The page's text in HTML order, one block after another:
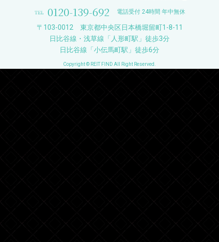
0120-139-692 電話受付 24時間 年中無休
〒103-0012 東京都中央区日本橋堀留町1-8-11
日比谷線・浅草線「人形町駅」徒歩3分
日比谷線「小伝馬町駅」徒歩6分
Copyright © REIT FIND All Right Reserved.